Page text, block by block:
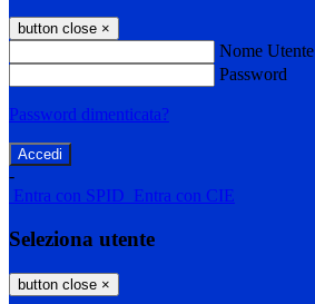
button close ×
Nome Utente
Password
Password dimenticata?
-
Entra con SPID Entra con CIE
Seleziona utente
button close ×